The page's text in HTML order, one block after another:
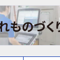
ものづく